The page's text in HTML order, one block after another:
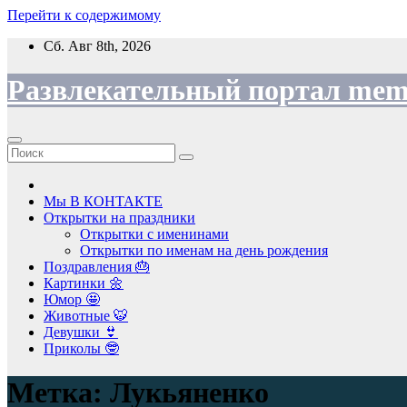
Перейти к содержимому
Сб. Авг 8th, 2026
Развлекательный портал
Мы В КОНТАКТЕ
Открытки на праздники
Открытки с именинами
Открытки по именам на день рождения
Поздравления 🎂
Картинки 🌼
Юмор 🤩
Животные 🐯
Девушки 👙
Приколы 🤓
Метка: Лукьяненко